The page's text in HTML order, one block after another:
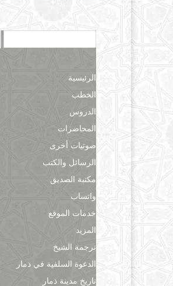
الرئيسية
الخطب
الدروس
المحاضرات
صوتيات أخرى
الرسائل والكتب
مكتبة الصديق
واتساب
خدمات الموقع
المزيد
ترجمة الشيخ
الدعوة السلفية في ذمار
تاريخ مدينة ذمار